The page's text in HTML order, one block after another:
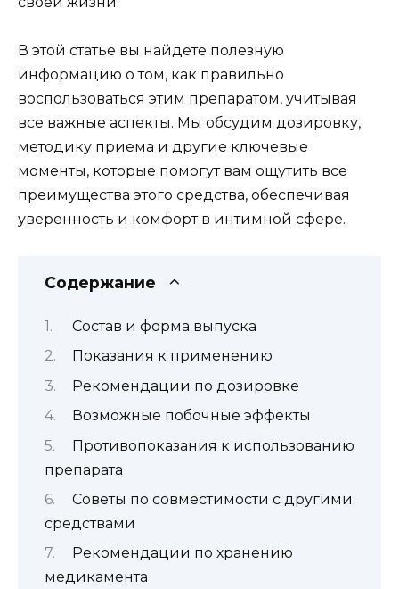
В этой статье вы найдете полезную
информацию о том, как правильно
воспользоваться этим препаратом, учитывая
все важные аспекты. Мы обсудим дозировку,
методику приема и другие ключевые
моменты, которые помогут вам ощутить все
преимущества этого средства, обеспечивая
уверенность и комфорт в интимной сфере.
Содержание
Состав и форма выпуска
Показания к применению
Рекомендации по дозировке
Возможные побочные эффекты
Противопоказания к использованию
препарата
Советы по совместимости с другими
средствами
Рекомендации по хранению
медикамента